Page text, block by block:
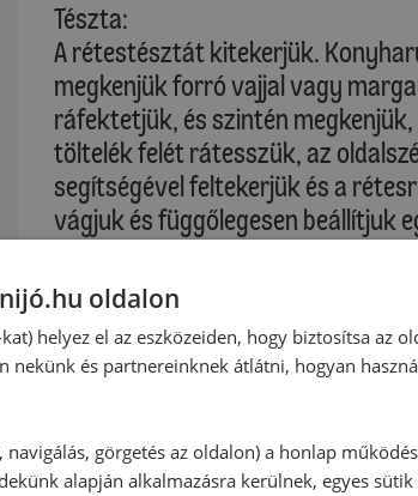
Tészta:
A rétestésztát kitekerjük.
megkenjük forró vajjal vagy
ráfektetjük, és szintén
töltelék felét rátesszük, az
segítségével feltekerjük és a
vágjuk és függőlegesen beállítjuk
tortaformába. A maradék 3
maradék tölteléket elosztjuk
közepébe toljuk és aranybarnára
Sütési idő: kb. 35-40 perc
Kérjük, vegye figyelembe saját
oldalon
helyez el az eszközeiden, hogy biztosítsa az
nekünk és partnereinknek átlátni, hogyan
görgetés az oldalon) a honlap
alapján alkalmazásra kerülnek, egyes